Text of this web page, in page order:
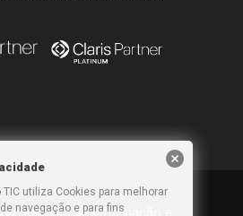
de Informação e
utiliza Cookies para melhorar
navegação e para fins